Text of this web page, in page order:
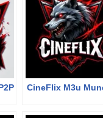
CineFlix M3u